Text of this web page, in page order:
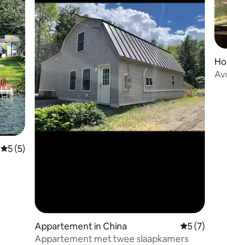
Gemiddelde beoordeling van 5 op 5, 5 recensies
5 (5)
Appartement in China
5 (7)
Appartement met twee slaapkamers